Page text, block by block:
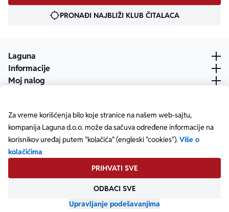
Za vreme korišćenja bilo koje stranice na našem web-sajtu,
kompanija Laguna d.o.o. može da sačuva određene informacije na
korisnikov uređaj putem "kolačića" (engleski "cookies").Više o
kolačićima
PRIHVATI SVE
ODBACI SVE
Upravljanje podešavanjima
PRONAĐI NAJBLIŽI KLUB ČITALACA
Laguna
Informacije
Moj nalog
Copyright © Laguna d.o.o. Starine Novaka 23, Beograd •
Matični broj: 17414844
Posetite našu Facebook stranicu
Posetite našu X stranicu
Posetite našu Instagram stranicu
Posetite naš YouTube
Posetite našu TikTok stranicu
Posetite našu LinkedIn stranicu